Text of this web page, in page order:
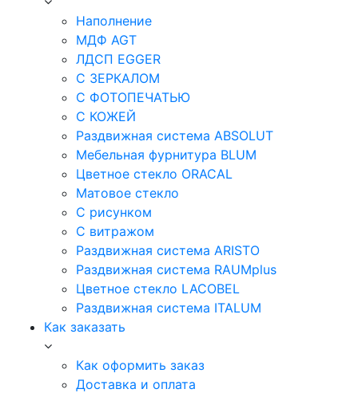
Наполнение
МДФ AGT
ЛДСП EGGER
С ЗЕРКАЛОМ
С ФОТОПЕЧАТЬЮ
С КОЖЕЙ
Раздвижная система ABSOLUT
Мебельная фурнитура BLUM
Цветное стекло ORACAL
Матовое стекло
C рисунком
C витражом
Раздвижная система ARISTO
Раздвижная система RAUMplus
Цветное стекло LACOBEL
Раздвижная система ITALUM
Как заказать
Как оформить заказ
Доставка и оплата